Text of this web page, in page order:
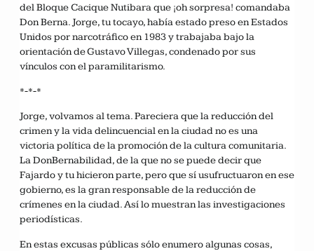
del Bloque Cacique Nutibara que ¡oh sorpresa! comandaba
Don Berna. Jorge, tu tocayo, había estado preso en Estados
Unidos por narcotráfico en 1983 y trabajaba bajo la
orientación de Gustavo Villegas, condenado por sus
vínculos con el paramilitarismo.
*-*-*
Jorge, volvamos al tema. Pareciera que la reducción del
crimen y la vida delincuencial en la ciudad no es una
victoria política de la promoción de la cultura comunitaria.
La DonBernabilidad, de la que no se puede decir que
Fajardo y tu hicieron parte, pero que sí usufructuaron en ese
gobierno, es la gran responsable de la reducción de
crímenes en la ciudad. Así lo muestran las investigaciones
periodísticas.
En estas excusas públicas sólo enumero algunas cosas,